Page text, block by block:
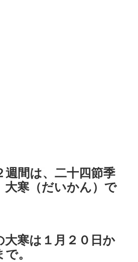
週間は、二十四節季
大寒（だいかん）で
大寒は１月２０日か
。